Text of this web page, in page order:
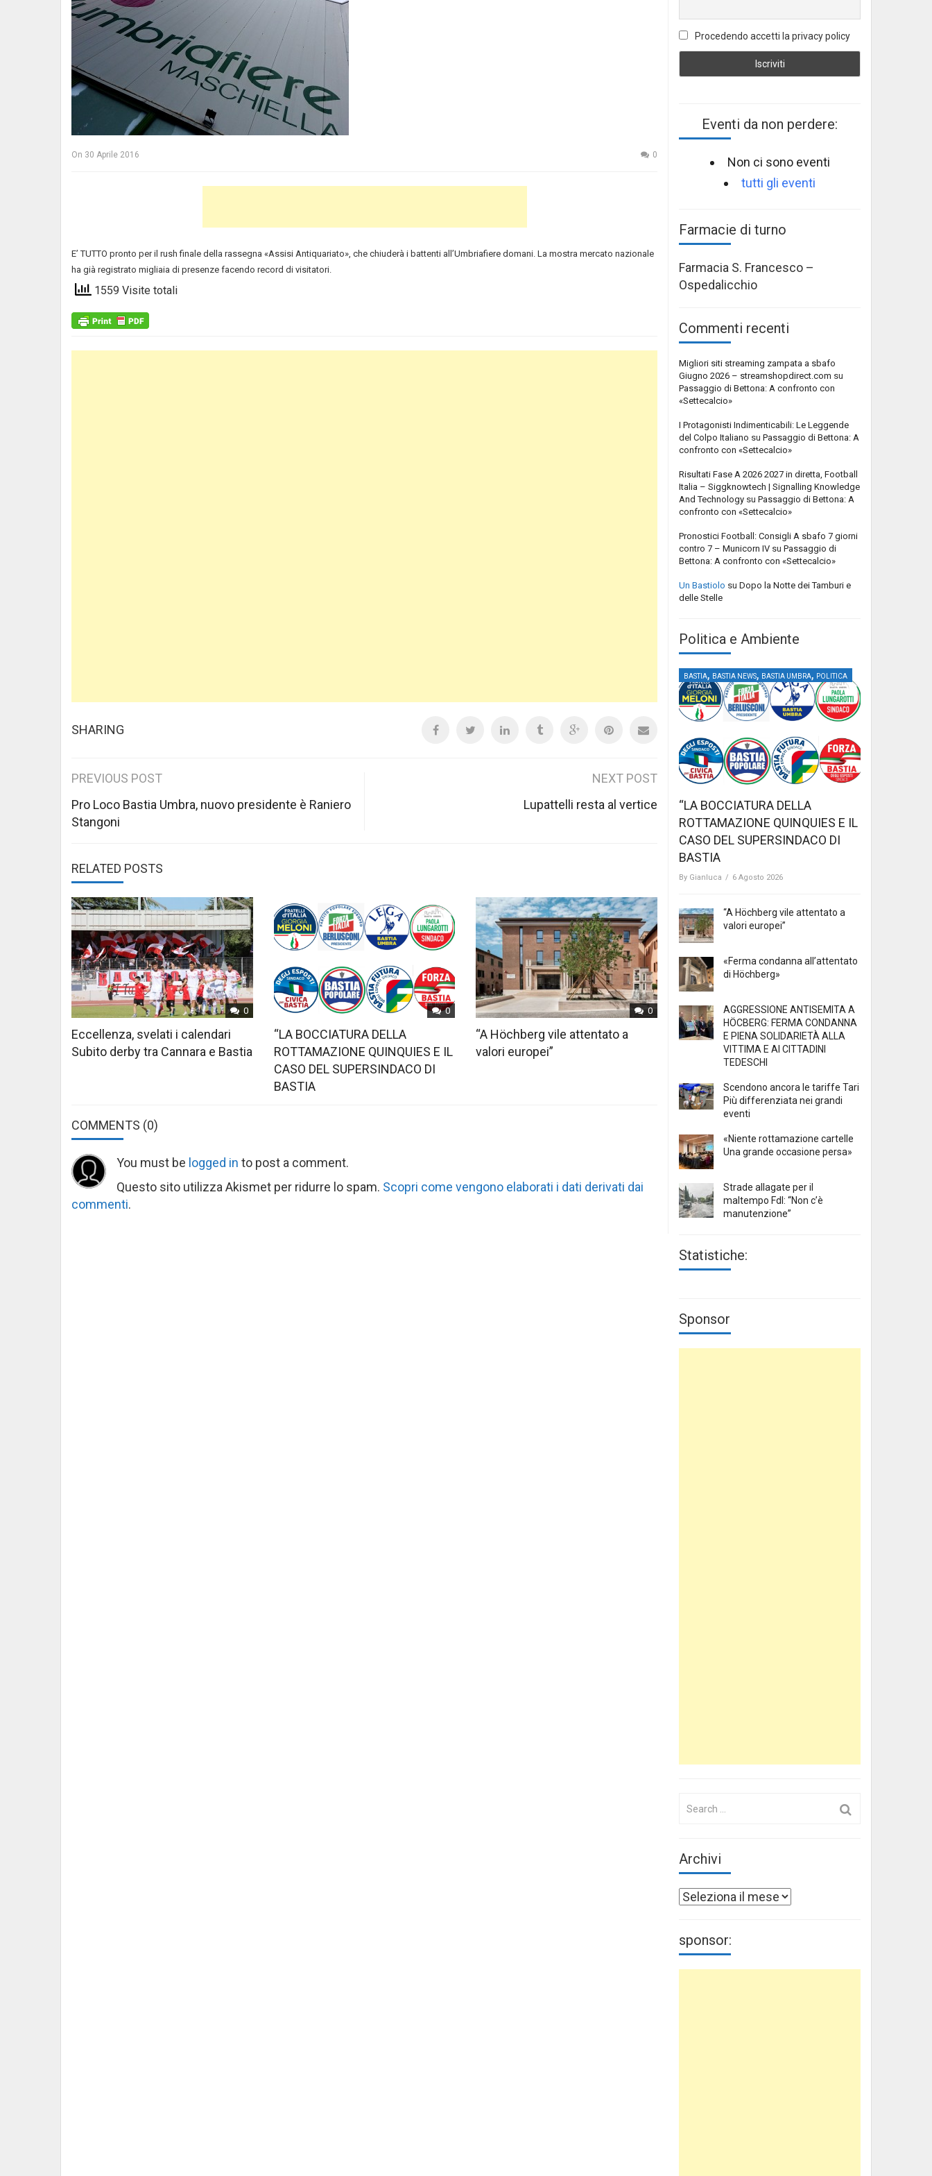
On 30 Aprile 2016 0
E’ TUTTO pronto per il rush finale della rassegna «Assisi Antiquariato», che chiuderà i battenti all’Umbriafiere domani. La mostra mercato nazionale
ha già registrato migliaia di presenze facendo record di visitatori.
1559 Visite totali
SHARING
Post
navigation
PREVIOUS POST
Pro Loco Bastia Umbra, nuovo presidente è Raniero
Stangoni
NEXT POST
Lupattelli resta al vertice
RELATED POSTS
0
Eccellenza, svelati i calendari
Subito derby tra Cannara e Bastia
0
“LA BOCCIATURA DELLA
ROTTAMAZIONE QUINQUIES E IL
CASO DEL SUPERSINDACO DI
BASTIA
0
“A Höchberg vile attentato a
valori europei”
COMMENTS (0)
You must be logged in to post a comment.
Questo sito utilizza Akismet per ridurre lo spam. Scopri come vengono elaborati i dati derivati dai
commenti.
Procedendo accetti la privacy policy
Eventi da non perdere:
Non ci sono eventi
tutti gli eventi
Farmacie di turno
Farmacia S. Francesco –
Ospedalicchio
Commenti recenti
Migliori siti streaming zampata a sbafo
Giugno 2026 – streamshopdirect.com su
Passaggio di Bettona: A confronto con
«Settecalcio»
I Protagonisti Indimenticabili: Le Leggende
del Colpo Italiano su Passaggio di Bettona: A
confronto con «Settecalcio»
Risultati Fase A 2026 2027 in diretta, Football
Italia – Siggknowtech | Signalling Knowledge
And Technology su Passaggio di Bettona: A
confronto con «Settecalcio»
Pronostici Football: Consigli A sbafo 7 giorni
contro 7 – Municorn IV su Passaggio di
Bettona: A confronto con «Settecalcio»
Un Bastiolo su Dopo la Notte dei Tamburi e
delle Stelle
Politica e Ambiente
BASTIA, BASTIA NEWS, BASTIA UMBRA, POLITICA
“LA BOCCIATURA DELLA
ROTTAMAZIONE QUINQUIES E IL
CASO DEL SUPERSINDACO DI
BASTIA
By Gianluca / 6 Agosto 2026
“A Höchberg vile attentato a
valori europei”
«Ferma condanna all’attentato
di Höchberg»
AGGRESSIONE ANTISEMITA A
HÖCBERG: FERMA CONDANNA
E PIENA SOLIDARIETÀ ALLA
VITTIMA E AI CITTADINI
TEDESCHI
Scendono ancora le tariffe Tari
Più differenziata nei grandi
eventi
«Niente rottamazione cartelle
Una grande occasione persa»
Strade allagate per il
maltempo FdI: “Non c’è
manutenzione”
Statistiche:
Sponsor
Archivi
Archivi
sponsor: